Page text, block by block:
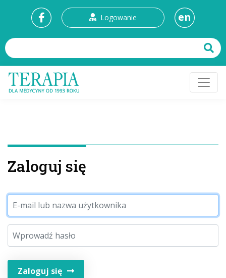
Logowanie en
Zaloguj się
Zaloguj się